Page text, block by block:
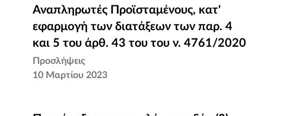
Προϊσταμένους, κατ' εφαρμογή των
διατάξεων των παρ. 4 και 5 του άρθ. 43
του του ν. 4761/2020
Αναπληρωτές Προϊσταμένους, κατ'
εφαρμογή των διατάξεων των παρ. 4
και 5 του άρθ. 43 του του ν. 4761/2020
Προσλήψεις
10 Μαρτίου 2023